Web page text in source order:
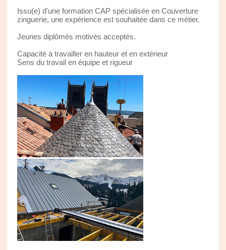
Issu(e) d'une formation CAP spécialisée en Couverture
zinguerie, une expérience est souhaitée dans ce métier.
Jeunes diplômés motivés acceptés.
Capacité à travailler en hauteur et en extérieur
Sens du travail en équipe et rigueur